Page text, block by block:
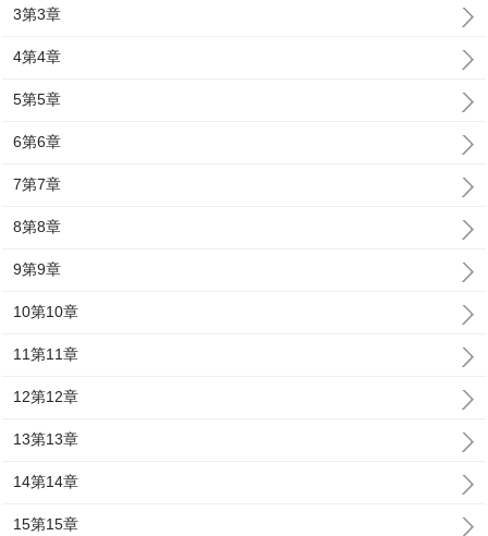
3第3章
4第4章
5第5章
6第6章
7第7章
8第8章
9第9章
10第10章
11第11章
12第12章
13第13章
14第14章
15第15章